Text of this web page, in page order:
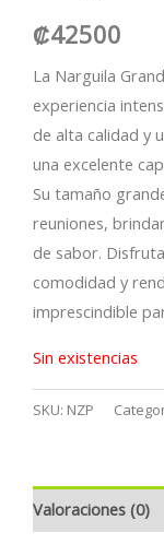
₡42500
La Narguila
experiencia
de alta calidad y
una excelente
Su tamaño
reuniones,
de sabor.
comodidad y
imprescindible
Sin existencias
SKU: NZP
Valoraciones (0)